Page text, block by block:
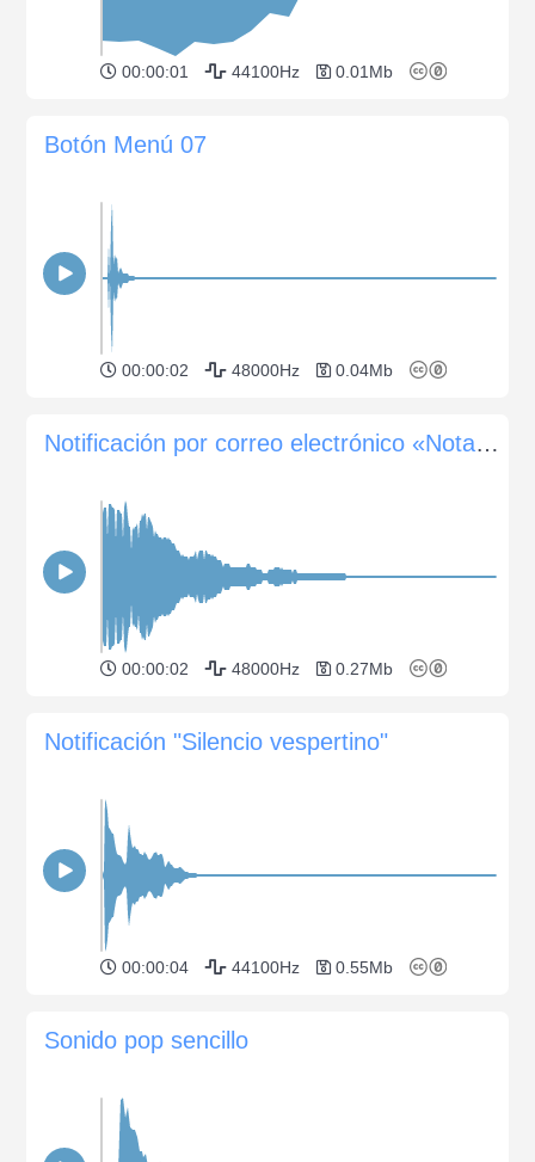
00:00:01 44100Hz 0.01Mb
Botón Menú 07
00:00:02 48000Hz 0.04Mb
Notificación por correo electrónico «Nota amable»
00:00:02 48000Hz 0.27Mb
Notificación "Silencio vespertino"
00:00:04 44100Hz 0.55Mb
Sonido pop sencillo